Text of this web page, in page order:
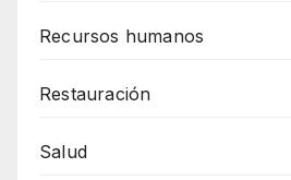
Recursos humanos
Restauración
Salud